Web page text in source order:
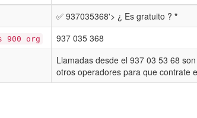
✅ 937035368'> ¿ Es gratuito ? *
900 org
937 035 368
Llamadas desde el 937 03 53 68
otros operadores para que contrate